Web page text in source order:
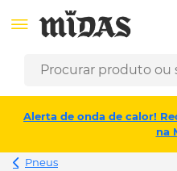
Alerta de onda de calor!
na
Pneus